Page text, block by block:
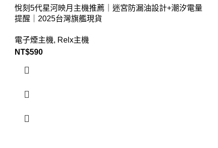
悅刻5代星河映月主機推薦｜迷宮防漏油設計+潮汐電量
提醒｜2025台灣旗艦現貨
電子煙主機, Relx主機
NT$590